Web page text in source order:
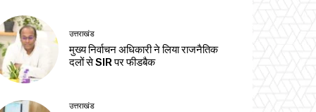
उत्तराखंड
मुख्य निर्वाचन अधिकारी ने लिया राजनैतिक
दलों से SIR पर फीडबैक
उत्तराखंड